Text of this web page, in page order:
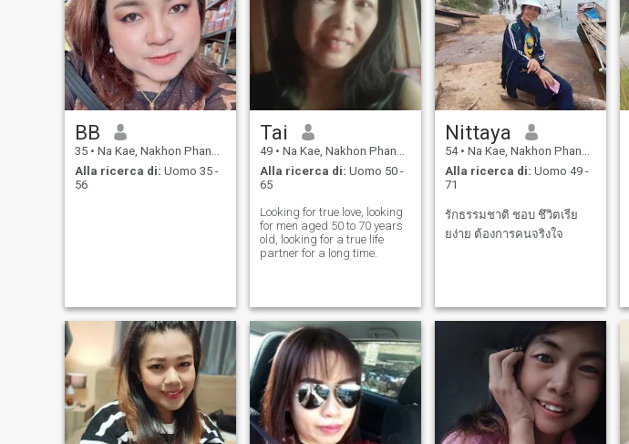
BB
35 • Na Kae, Nakhon Phanom, Thailandia
Alla ricerca di: Uomo 35 -
56
Tai
49 • Na Kae, Nakhon Phanom, Thailandia
Alla ricerca di: Uomo 50 -
65
Looking for true love, looking
for men aged 50 to 70 years
old, looking for a true life
partner for a long time.
Nittaya
54 • Na Kae, Nakhon Phanom, Thailandia
Alla ricerca di: Uomo 49 -
71
รักธรรมชาติ ชอบ ชึวิตเรีย
ยง่าย ต้องการคนจริงใจ